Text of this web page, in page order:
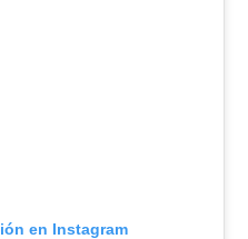
en Instagram